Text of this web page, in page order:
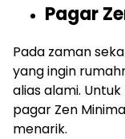
Pagar
Pada zaman
yang ingin
alias alami.
pagar Zen
menarik.